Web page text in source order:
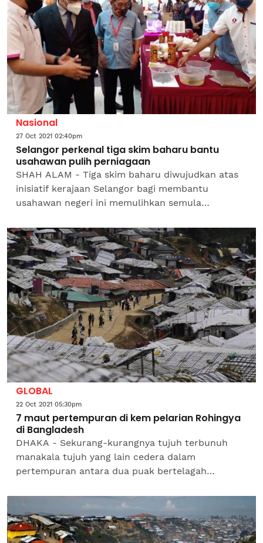
Nasional
27 Oct 2021 02:40pm
Selangor perkenal tiga skim baharu bantu
usahawan pulih perniagaan
SHAH ALAM - Tiga skim baharu diwujudkan atas
inisiatif kerajaan Selangor bagi membantu
usahawan negeri ini memulihkan semula
pandemik Covid-19. Skim yang...
GLOBAL
22 Oct 2021 05:30pm
7 maut pertempuran di kem pelarian Rohingya
di Bangladesh
DHAKA - Sekurang-kurangnya tujuh terbunuh
manakala tujuh yang lain cedera dalam
pertempuran antara dua puak bertelagah
Cox's Bazar, Bangladesh pada...